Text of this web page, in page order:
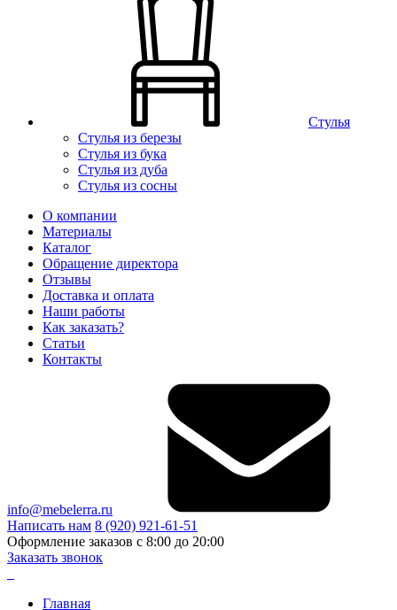
Стулья
Стулья из березы
Стулья из бука
Стулья из дуба
Стулья из сосны
О компании
Материалы
Каталог
Обращение директора
Отзывы
Доставка и оплата
Наши работы
Как заказать?
Статьи
Контакты
info@mebelerra.ru
Написать нам 8 (920) 921-61-51
Оформление заказов с 8:00 до 20:00
Заказать звонок
Главная